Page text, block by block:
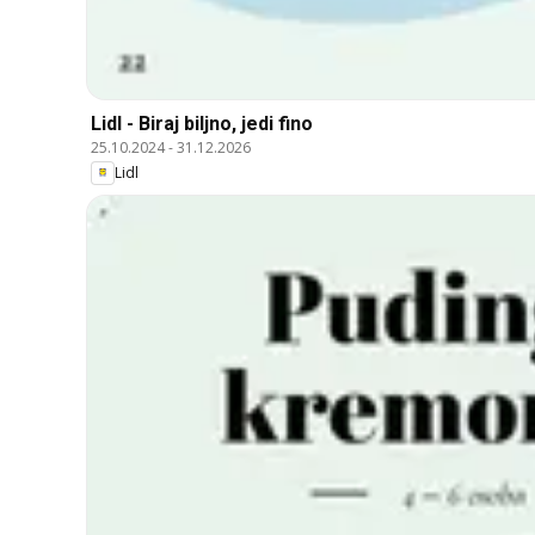
Lidl - Biraj biljno, jedi fino
25.10.2024-31.12.2026
Lidl